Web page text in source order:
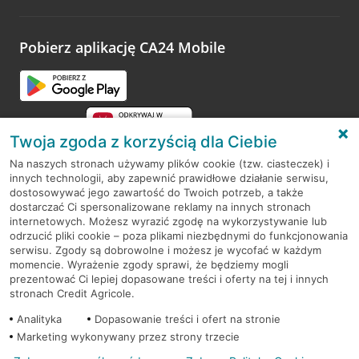
opinie.
Pobierz aplikację CA24 Mobile
RODO
Regulamin serwisu
Mapa serwisu
PolitykaCookies
Twoja zgoda z korzyścią dla Ciebie
Na naszych stronach używamy plików cookie (tzw. ciasteczek) i
innych technologii, aby zapewnić prawidłowe działanie serwisu,
dostosowywać jego zawartość do Twoich potrzeb, a także
dostarczać Ci spersonalizowane reklamy na innych stronach
internetowych. Możesz wyrazić zgodę na wykorzystywanie lub
odrzucić pliki cookie – poza plikami niezbędnymi do funkcjonowania
serwisu. Zgody są dobrowolne i możesz je wycofać w każdym
momencie. Wyrażenie zgody sprawi, że będziemy mogli
prezentować Ci lepiej dopasowane treści i oferty na tej i innych
stronach Credit Agricole.
Analityka
Dopasowanie treści i ofert na stronie
Marketing wykonywany przez strony trzecie